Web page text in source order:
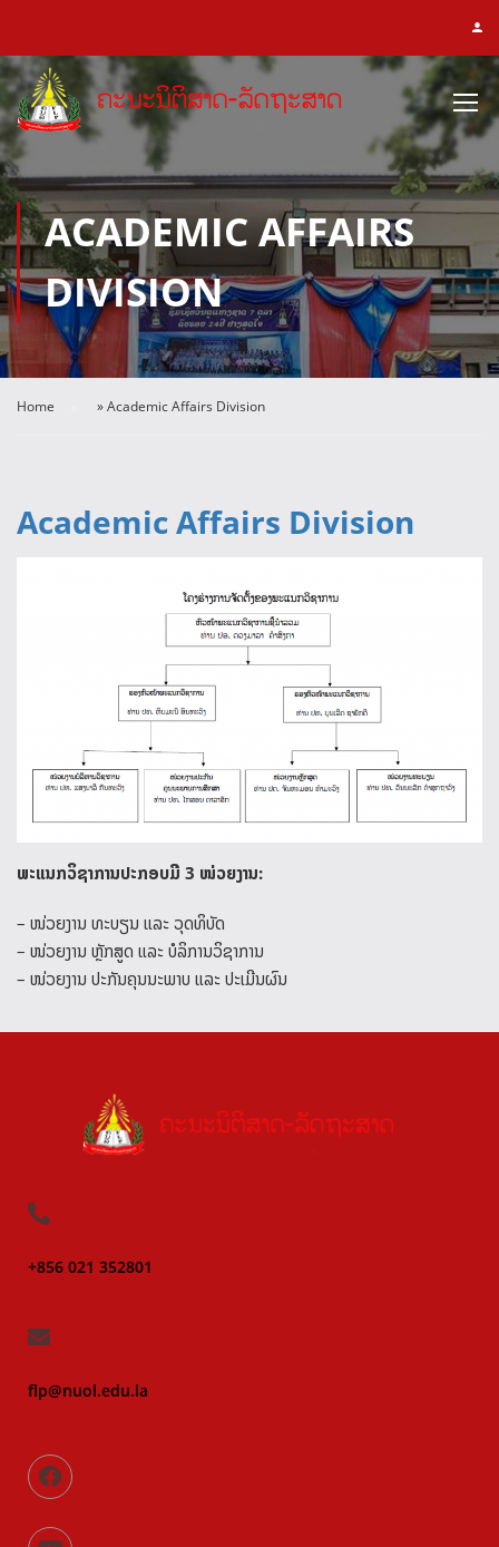
ACADEMIC AFFAIRS
DIVISION
Home »Academic Affairs Division
Academic Affairs Division
ພະແນກວິຊາການປະກອບມີ 3 ໜ່ວຍງານ:
– ໜ່ວຍງານ ທະບຽນ ແລະ ວຸດທິບັດ
– ໜ່ວຍງານ ຫຼັກສູດ ແລະ ບໍລິການວິຊາການ
– ໜ່ວຍງານ ປະກັນຄຸນນະພາບ ແລະ ປະເມີນຜົນ
+856 021 352801
flp@nuol.edu.la